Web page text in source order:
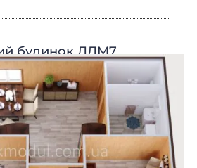
будинок ДДМ7